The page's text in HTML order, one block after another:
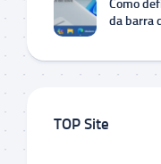
Como
da barra
TOP Site